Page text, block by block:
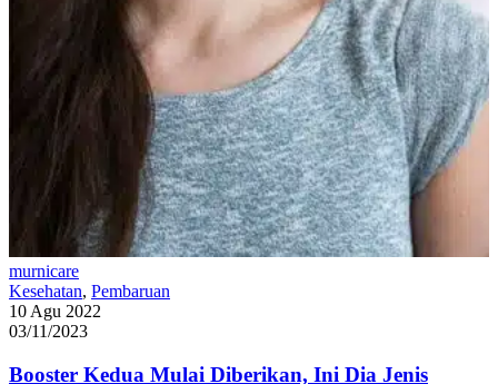
murnicare
Kesehatan, Pembaruan
10 Agu 2022
03/11/2023
Booster Kedua Mulai Diberikan, Ini Dia Jenis